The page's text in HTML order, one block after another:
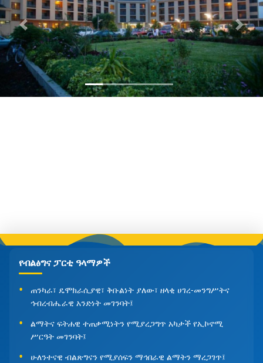
Previous Next
የብልፅግና ፓርቲ ዓላማዎች
ጠንካራ፣ ዴሞክራሲያዊ፣ ቅቡልነት ያለው፣ ዘላቂ ሀገረ-መንግሥትና
ኅብረብሔራዊ አንድነት መገንባት፤
ልማትና ፍትሐዊ ተጠቃሚነትን የሚያረጋግጥ አካታች የኢኮኖሚ
ሥርዓት መገንባት፤
ሁለንተናዊ ብልጽግናን የሚያሰፍን ማኅበራዊ ልማትን ማረጋገጥ፤